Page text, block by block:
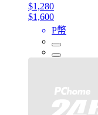
$1,280
$1,600
P幣